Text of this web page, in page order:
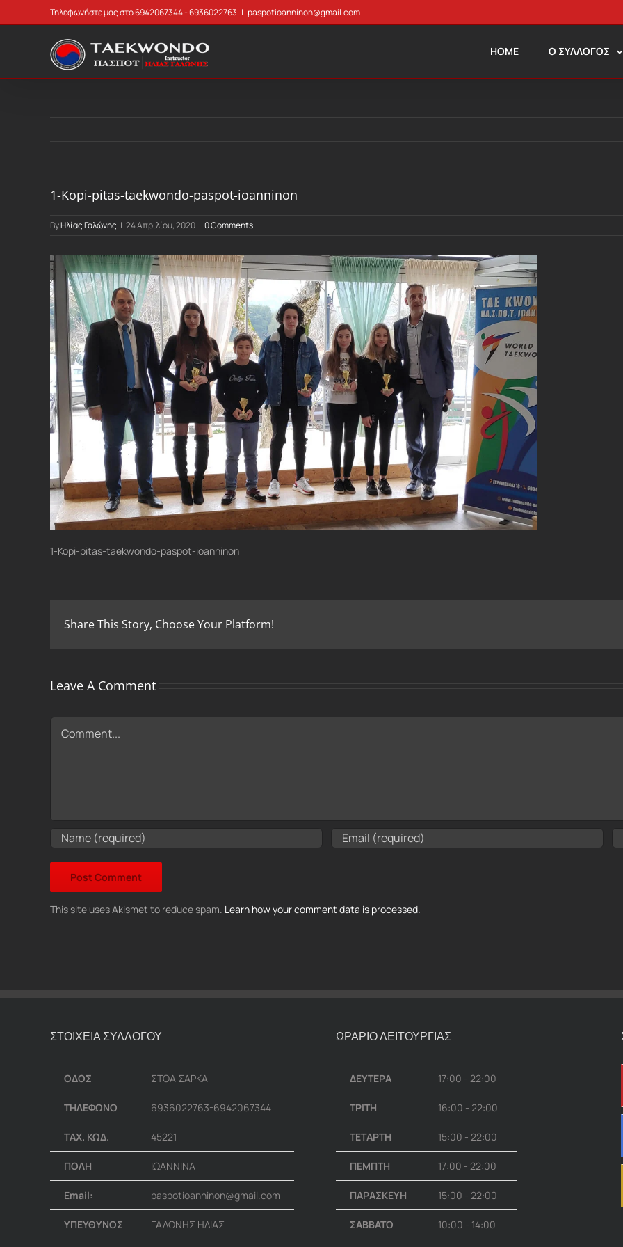
to
Τηλεφωνήστε μας στο 6942067344 - 6936022763 | paspotioanninon@gmail.com
HOME Ο ΣΥΛΛΟΓΟΣ
1-Kopi-pitas-taekwondo-paspot-ioanninon
ByΗλίας Γαλώνης | 24 Απριλίου, 2020 | 0 Comments
1-Kopi-pitas-taekwondo-paspot-ioanninon
Share This Story, Choose Your Platform!
Leave A Comment
Comment
This site uses Akismet to reduce spam. Learn how your comment data is processed.
ΣΤΟΙΧΕΙΑ ΣΥΛΛΟΓΟΥ
ΟΔΟΣ ΣΤΟΑ ΣΑΡΚΑ
ΤΗΛΕΦΩΝΟ 6936022763-6942067344
ΤΑΧ. ΚΩΔ. 45221
ΠΟΛΗ ΙΩΑΝΝΙΝΑ
Email: paspotioanninon@gmail.com
ΥΠΕΥΘΥΝΟΣ ΓΑΛΩΝΗΣ ΗΛΙΑΣ
ΩΡΑΡΙΟ ΛΕΙΤΟΥΡΓΙΑΣ
ΔΕΥΤΕΡΑ 17:00 - 22:00
ΤΡΙΤΗ 16:00 - 22:00
ΤΕΤΑΡΤΗ 15:00 - 22:00
ΠΕΜΠΤΗ 17:00 - 22:00
ΠΑΡΑΣΚΕΥΗ 15:00 - 22:00
ΣΑΒΒΑΤΟ 10:00 - 14:00